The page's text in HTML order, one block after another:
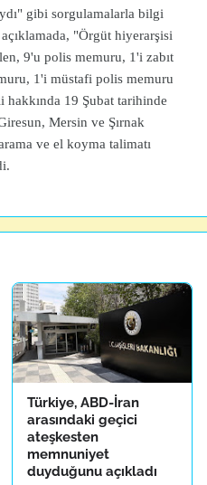
gibi sorgulamalarla bilgi
"Örgüt hiyerarşisi
9'u polis memuru, 1'i zabıt
1'i müstafi polis memuru
19 Şubat tarihinde
Mersin ve Şırnak
ve el koyma talimatı
Türkiye, ABD-İran
arasındaki geçici
ateşkesten
memnuniyet
duyduğunu açıkladı